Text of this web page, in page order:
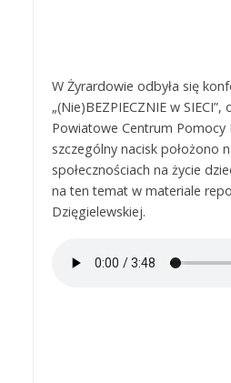
W Żyrardowie odbyła się
„(Nie)BEZPIECZNIE w
Powiatowe Centrum Pomocy
szczególny nacisk położono
społecznościach na życie
na ten temat w materiale
Dzięgielewskiej.